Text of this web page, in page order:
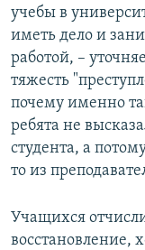
учебы в
иметь дело и
работой, –
тяжесть
почему именно
ребята не
студента, а
то из
Учащихся
восстановление,